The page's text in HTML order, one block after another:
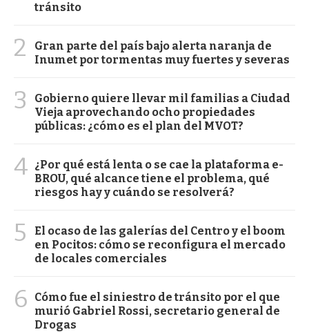
tránsito
2
Gran parte del país bajo alerta naranja de
Inumet por tormentas muy fuertes y severas
3
Gobierno quiere llevar mil familias a Ciudad
Vieja aprovechando ocho propiedades
públicas: ¿cómo es el plan del MVOT?
4 ¿Por qué está lenta o se cae la plataforma e-
BROU, qué alcance tiene el problema, qué
riesgos hay y cuándo se resolverá?
5
El ocaso de las galerías del Centro y el boom
en Pocitos: cómo se reconfigura el mercado
de locales comerciales
6
Cómo fue el siniestro de tránsito por el que
murió Gabriel Rossi, secretario general de
Drogas